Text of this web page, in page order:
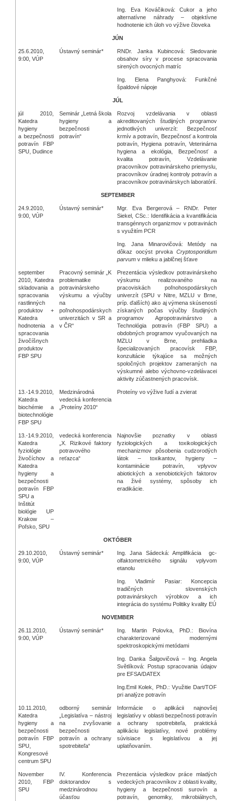
Ing. Eva Kováčiková: Cukor a jeho
alternatívne náhrady – objektívne
hodnotenie ich úloh vo výžive človeka
JÚN
25.6.2010,
9:00, VÚP
Ústavný seminár*
RNDr. Janka Kubincová: Sledovanie
obsahov síry v procese spracovania
sirených ovocných matríc
Ing. Elena Panghyová: Funkčné
špaldové nápoje
JÚL
júl 2010,
Katedra
hygieny
a bezpečnosti
potravín FBP
SPU, Dudince
Seminár „Letná škola
hygieny a
bezpečnosti
potravín“
Rozvoj vzdelávania v oblasti
akreditovaných študijných programov
jednotlivých univerzít: Bezpečnosť
krmív a potravín, Bezpečnosť a kontrola
potravín, Hygiena potravín, Veterinárna
hygiena a ekológia, Bezpečnosť a
kvalita potravín, Vzdelávanie
pracovníkov potravinárskeho priemyslu,
pracovníkov úradnej kontroly potravín a
pracovníkov potravinárskych laboratórií.
SEPTEMBER
24.9.2010,
9:00, VÚP
Ústavný seminár*
Mgr. Eva Bergerová – RNDr. Peter
Siekel, CSc.: Identifikácia a kvantifikácia
transgénnych organizmov v potravinách
s využitím PCR
Ing. Jana Minarovičová: Metódy na
dôkaz oocýst prvoka Cryptosporidium
parvum v mlieku a jablčnej šťave
september
2010, Katedra
skladovania a
spracovania
rastlinných
produktov +
Katedra
hodnotenia a
spracovania
živočíšnych
produktov
FBP SPU
Pracovný seminár „K
problematike
potravinárskeho
výskumu a výučby
na
poľnohospodárskych
univerzitách v SR a
v ČR“
Prezentácia výsledkov potravinárskeho
výskumu realizovaného na
pracoviskách poľnohospodárskych
univerzít (SPU v Nitre, MZLU v Brne,
príp. ďalších) ako aj výmena skúseností
získaných počas výučby študijných
programov Agropotravinárstvo a
Technológia potravín (FBP SPU) a
obdobných programov vyučovaných na
MZLU v Brne, prehliadka
špecializovaných pracovísk FBP,
konzultácie týkajúce sa možných
spoločných projektov zameraných na
výskumné alebo výchovno-vzdelávacei
aktivity zúčastnených pracovísk.
13.-14.9.2010,
Katedra
biochémie a
biotechnológie
FBP SPU
Medzinárodná
vedecká konferencia
„Proteíny 2010“
Proteíny vo výžive ľudí a zvierat
13.-14.9.2010,
Katedra
fyziológie
živočíchov a
Katedra
hygieny a
bezpečnosti
potravín FBP
SPU a
Inštitút
biológie UP
Krakow –
Poľsko, SPU
vedecká konferencia
„X. Rizikové faktory
potravového
reťazca“
Najnovšie poznatky v oblasti
fyziologických a toxikologických
mechanizmov pôsobenia cudzorodých
látok – toxikantov, hygieny –
kontaminácie potravín, vplyvov
abiotických a xenobiotických faktorov
na živé systémy, spôsoby ich
eradikácie.
OKTÓBER
29.10.2010,
9:00, VÚP
Ústavný seminár*
Ing. Jana Sádecká: Amplifikácia gc-
olfaktometrického signálu vplyvom
etanolu
Ing. Vladimír Pasiar: Koncepcia
tradičných slovenských
potravinárskych výrobkov a ich
integrácia do systému Politiky kvality EÚ
NOVEMBER
26.11.2010,
9:00, VÚP
Ústavný seminár*
Ing. Martin Polovka, PhD.: Biovína
charakterizované modernými
spektroskopickými metódami
Ing. Danka Šalgovičová – Ing. Angela
Světlíková: Postup spracovania údajov
pre EFSA/DATEX
Ing.Emil Kolek, PhD.: Využitie Dart/TOF
pri analýze potravín
10.11.2010,
Katedra
hygieny a
bezpečnosti
potravín FBP
SPU,
Kongresové
centrum SPU
odborný seminár
„Legislatíva – nástroj
na zvyšovanie
bezpečnosti
potravín a ochrany
spotrebiteľa“
Informácie o aplikácii najnovšej
legislatívy v oblasti bezpečnosti potravín
a ochrany spotrebiteľa, praktická
aplikáciu legislatívy, nové problémy
súvisiace s legislatívou a jej
uplatňovaním.
November
2010, FBP
SPU
IV. Konferencia
doktorandov s
medzinárodnou
účasťou
Prezentácia výsledkov práce mladých
vedeckých pracovníkov z oblasti kvality,
hygieny a bezpečnosti surovín a
potravín, genomiky, mikrobiálnych,